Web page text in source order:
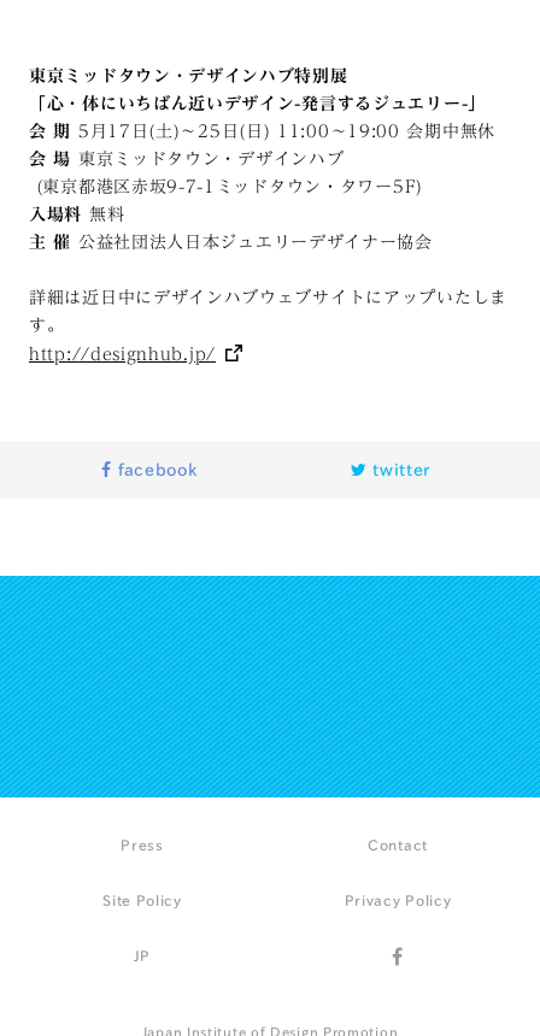
東京ミッドタウン・デザインハブ特別展
「心・体にいちばん近いデザイン-発言するジュエリー-」
会 期
5月17日(土)〜25日(日) 11:00〜19:00 会期中無休
会 場 東京ミッドタウン・デザインハブ
(東京都港区赤坂9-7-1ミッドタウン・タワー5F)
入場料 無料
主 催 公益社団法人日本ジュエリーデザイナー協会
詳細は近日中にデザインハブウェブサイトにアップいたしま
す。
http://designhub.jp/
facebook twitter
Press Contact
Site Policy Privacy Policy
JP
Japan Institute of Design Promotion